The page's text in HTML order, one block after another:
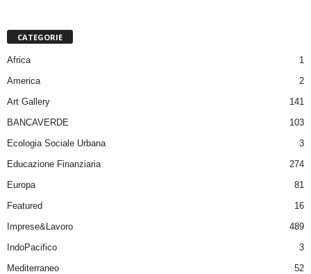
CATEGORIE
Africa
1
America
2
Art Gallery
141
BANCAVERDE
103
Ecologia Sociale Urbana
3
Educazione Finanziaria
274
Europa
81
Featured
16
Imprese&Lavoro
489
IndoPacifico
3
Mediterraneo
52